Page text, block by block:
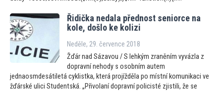
Řidička nedala přednost seniorce na
kole, došlo ke kolizi
Neděle, 29. července 2018
Žďár nad Sázavou / S lehkým zraněním vyvázla z
dopravní nehody s osobním autem
jednaosmdesátiletá cyklistka, která projížděla po místní komunikaci ve
žďárské ulici Studentská. „Přivolaní dopravní policisté zjistili, že se